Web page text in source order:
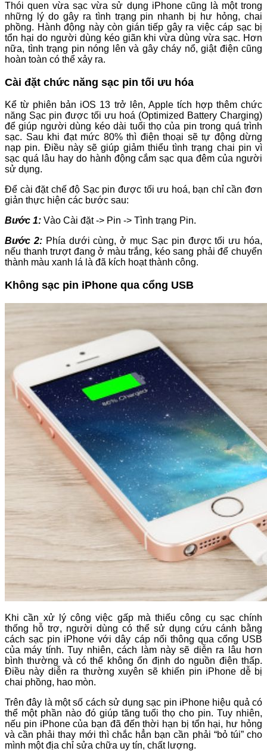
Thói quen vừa sạc vừa sử dụng iPhone cũng là một trong
những lý do gây ra tình trạng pin nhanh bị hư hỏng, chai
phồng. Hành động này còn gián tiếp gây ra việc cáp sạc bị
tổn hại do người dùng kéo giãn khi vừa dùng vừa sạc. Hơn
nữa, tình trạng pin nóng lên và gây cháy nổ, giật điện cũng
hoàn toàn có thể xảy ra.
Cài đặt chức năng sạc pin tối ưu hóa
Kể từ phiên bản iOS 13 trở lên, Apple tích hợp thêm chức
năng Sạc pin được tối ưu hoá (Optimized Battery Charging)
để giúp người dùng kéo dài tuổi thọ của pin trong quá trình
sạc. Sau khi đạt mức 80% thì điện thoại sẽ tự động dừng
nạp pin. Điều này sẽ giúp giảm thiểu tình trạng chai pin vì
sạc quá lâu hay do hành động cắm sạc qua đêm của người
sử dụng.
Để cài đặt chế độ Sạc pin được tối ưu hoá, bạn chỉ cần đơn
giản thực hiện các bước sau:
Bước 1: Vào Cài đặt -> Pin -> Tình trạng Pin.
Bước 2:Phía dưới cùng, ở mục Sạc pin được tối ưu hóa,
nếu thanh trượt đang ở màu trắng, kéo sang phải để chuyển
thành màu xanh lá là đã kích hoạt thành công.
Không sạc pin iPhone qua cổng USB
Khi cần xử lý công việc gấp mà thiếu công cụ sạc chính
thống hỗ trợ, người dùng có thể sử dụng cứu cánh bằng
cách sạc pin iPhone với dây cáp nối thông qua cổng USB
của máy tính. Tuy nhiên, cách làm này sẽ diễn ra lâu hơn
bình thường và có thể không ổn định do nguồn điện thấp.
Điều này diễn ra thường xuyên sẽ khiến pin iPhone dễ bị
chai phồng, hao mòn.
Trên đây là một số cách sử dụng sạc pin iPhone hiệu quả có
thể một phần nào đó giúp tăng tuổi thọ cho pin. Tuy nhiên,
nếu pin iPhone của bạn đã đến thời hạn bị tổn hại, hư hỏng
và cần phải thay mới thì chắc hẳn bạn cần phải “bỏ túi” cho
mình một địa chỉ sửa chữa uy tín, chất lượng.